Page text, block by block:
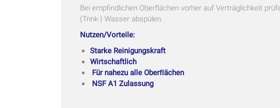
Bei empfindlichen Oberflächen vorher auf Verträglichkeit
(Trink-) Wasser abspülen.
Nutzen/Vorteile:
Starke Reinigungskraft
Wirtschaftlich
Für nahezu alle Oberﬂächen
NSF A1 Zulassung